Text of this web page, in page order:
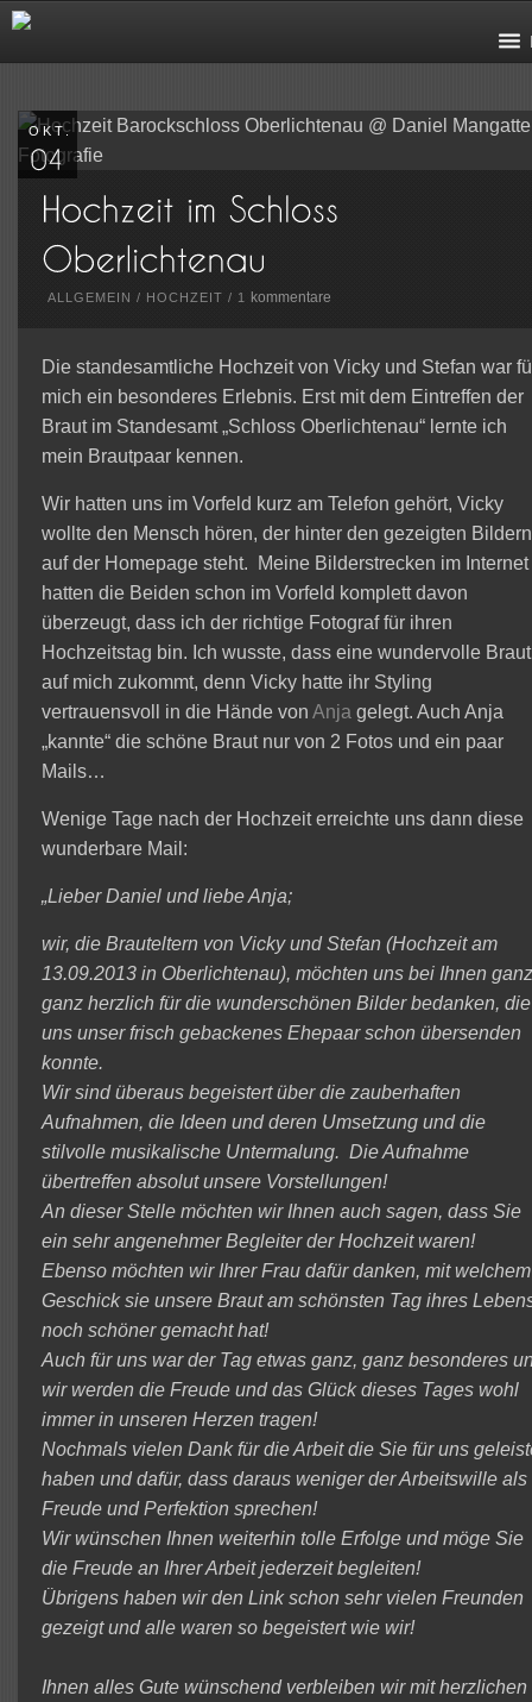
OKT.
ALLGEMEIN / HOCHZEIT / 1 kommentare
Die standesamtliche Hochzeit von Vicky und Stefan war
mich ein besonderes Erlebnis. Erst mit dem Eintreffen der
Braut im Standesamt „Schloss Oberlichtenau“ lernte ich
mein Brautpaar kennen.
Wir hatten uns im Vorfeld kurz am Telefon gehört, Vicky
wollte den Mensch hören, der hinter den gezeigten Bildern
auf der Homepage steht. Meine Bilderstrecken im Internet
hatten die Beiden schon im Vorfeld komplett davon
überzeugt, dass ich der richtige Fotograf für ihren
Hochzeitstag bin. Ich wusste, dass eine wundervolle Braut
auf mich zukommt, denn Vicky hatte ihr Styling
vertrauensvoll in die Hände vonAnja gelegt. Auch Anja
„kannte“ die schöne Braut nur von 2 Fotos und ein paar
Mails…
Wenige Tage nach der Hochzeit erreichte uns dann diese
wunderbare Mail:
„Lieber Daniel und liebe Anja;
wir, die Brauteltern von Vicky und Stefan (Hochzeit am
13.09.2013 in Oberlichtenau), möchten uns bei Ihnen
ganz herzlich für die wunderschönen Bilder bedanken, die
uns unser frisch gebackenes Ehepaar schon übersenden
konnte.
Wir sind überaus begeistert über die zauberhaften
Aufnahmen, die Ideen und deren Umsetzung und die
stilvolle musikalische Untermalung. Die Aufnahme
übertreffen absolut unsere Vorstellungen!
An dieser Stelle möchten wir Ihnen auch sagen, dass Sie
ein sehr angenehmer Begleiter der Hochzeit waren!
Ebenso möchten wir Ihrer Frau dafür danken, mit welchem
Geschick sie unsere Braut am schönsten Tag ihres
noch schöner gemacht hat!
Auch für uns war der Tag etwas ganz, ganz besonderes
wir werden die Freude und das Glück dieses Tages wohl
immer in unseren Herzen tragen!
Nochmals vielen Dank für die Arbeit die Sie für uns
haben und dafür, dass daraus weniger der Arbeitswille als
Freude und Perfektion sprechen!
Wir wünschen Ihnen weiterhin tolle Erfolge und möge Sie
die Freude an Ihrer Arbeit jederzeit begleiten!
Übrigens haben wir den Link schon sehr vielen Freunden
gezeigt und alle waren so begeistert wie wir!
Ihnen alles Gute wünschend verbleiben wir mit herzlichen